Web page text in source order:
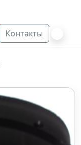
Контакты